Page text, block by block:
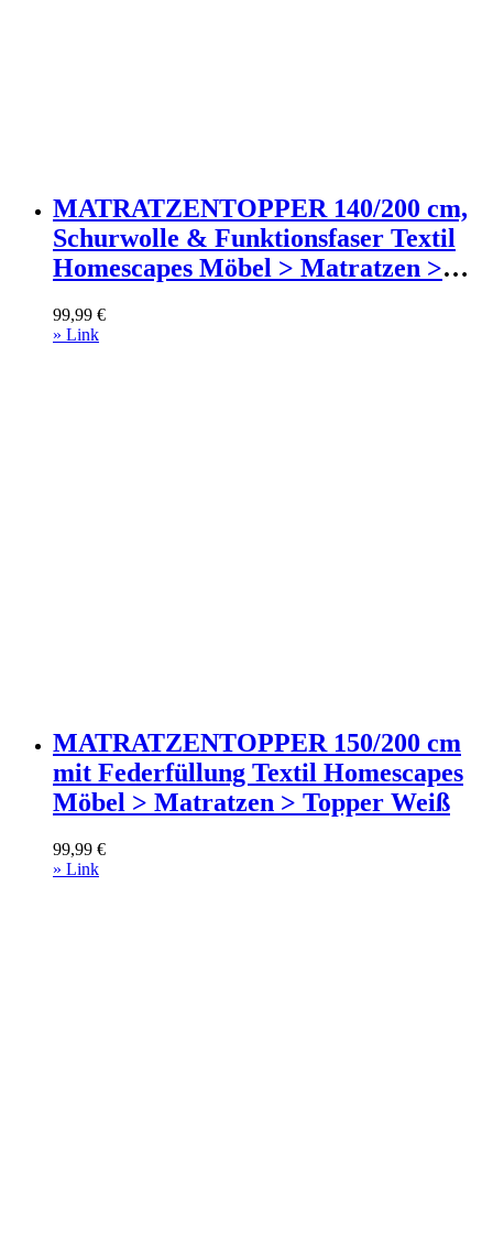
MATRATZENTOPPER 140/200 cm,
Schurwolle & Funktionsfaser Textil
Homescapes Möbel > Matratzen >
99,99 €
» Link
MATRATZENTOPPER 150/200 cm
mit Federfüllung Textil Homescapes
Möbel > Matratzen > Topper Weiß
99,99 €
» Link